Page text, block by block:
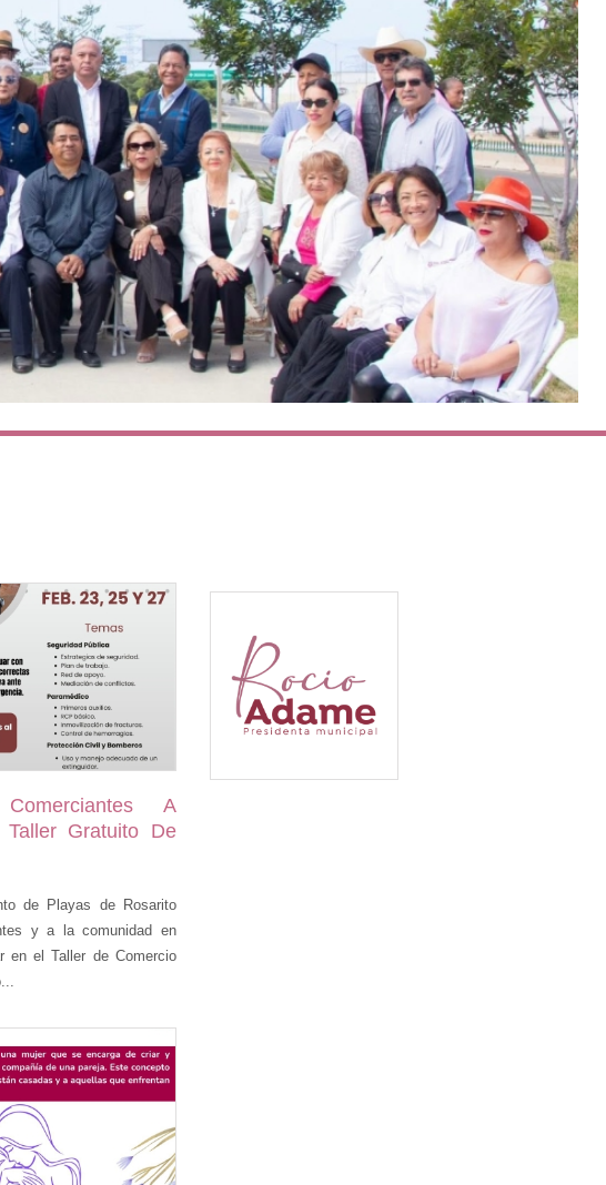
A
Taller Gratuito De
de Playas de Rosarito
y a la comunidad en
en el Taller de Comercio